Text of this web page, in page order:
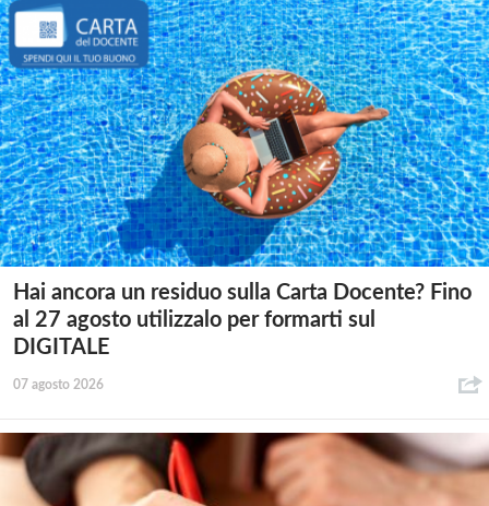
Hai ancora un residuo sulla Carta Docente? Fino
al 27 agosto utilizzalo per formarti sul
DIGITALE
07 agosto 2026